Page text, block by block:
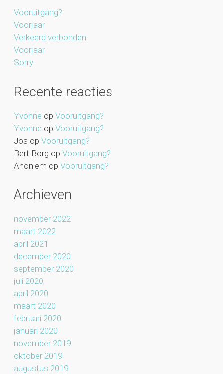
Vooruitgang?
Voorjaar
Verkeerd verbonden
Voorjaar
Sorry
Recente reacties
Yvonne op Vooruitgang?
Yvonne op Vooruitgang?
Jos op Vooruitgang?
Bert Borg op Vooruitgang?
Anoniem op Vooruitgang?
Archieven
november 2022
maart 2022
april 2021
december 2020
september 2020
juli 2020
april 2020
maart 2020
februari 2020
januari 2020
november 2019
oktober 2019
augustus 2019